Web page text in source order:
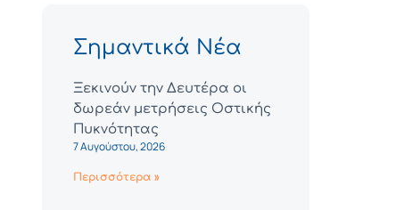
Σημαντικά Νέα
Ξεκινούν την Δευτέρα οι
δωρεάν μετρήσεις Οστικής
Πυκνότητας
7 Αυγούστου, 2026
Περισσότερα »